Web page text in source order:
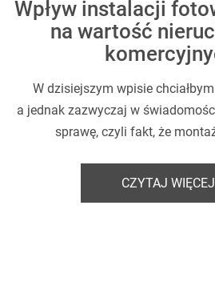
Wpływ instalacji
na wartość
W dzisiejszym wpisie
a jednak zazwyczaj w
sprawę, czyli fakt, że
CZYTAJ